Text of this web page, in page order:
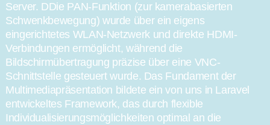
Server. DDie PAN-Funktion (zur kamerabasierten
Schwenkbewegung) wurde über ein eigens
eingerichtetes WLAN-Netzwerk und direkte HDMI-
Verbindungen ermöglicht, während die
Bildschirmübertragung präzise über eine VNC-
Schnittstelle gesteuert wurde. Das Fundament der
Multimediapräsentation bildete ein von uns in Laravel
entwickeltes Framework, das durch flexible
Individualisierungsmöglichkeiten optimal an die